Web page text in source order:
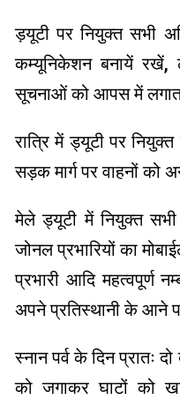
ड़यूटी पर नियुक्त सभी
कम्यूनिकेशन बनायें रखें,
सूचनाओं को आपस में
रात्रि में ड्यूटी पर
सड़क मार्ग पर वाहनों को
मेले ड्यूटी में नियुक्त सभी
जोनल प्रभारियों का
प्रभारी आदि महत्वपूर्ण
अपने प्रतिस्थानी के आने
स्नान पर्व के दिन प्रातः
को जगाकर घाटों को